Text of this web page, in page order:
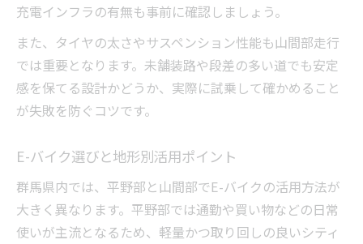
充電インフラの有無も事前に確認しましょう。
また、タイヤの太さやサスペンション性能も山間部走行
では重要となります。未舗装路や段差の多い道でも安定
感を保てる設計かどうか、実際に試乗して確かめること
が失敗を防ぐコツです。
E-バイク選びと地形別活用ポイント
群馬県内では、平野部と山間部でE-バイクの活用方法が
大きく異なります。平野部では通勤や買い物などの日常
使いが主流となるため、軽量かつ取り回しの良いシティ